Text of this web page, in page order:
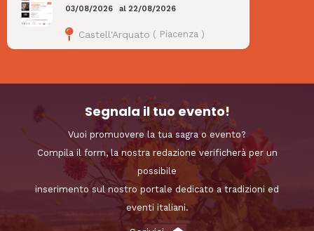
03/08/2026 al 22/08/2026
Castell'Arquato ( Piacenza)
Segnala il tuo evento!
Vuoi promuovere la tua sagra o evento?
Compila il form, la nostra redazione verificherà per un
possibile
inserimento sul nostro portale dedicato a tradizioni ed
eventi italiani.